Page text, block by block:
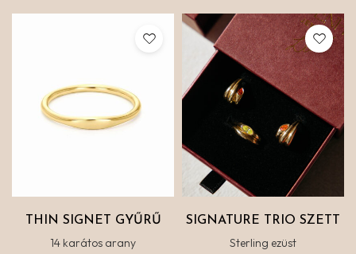
THIN SIGNET GYŰRŰ
14 karátos arany
SIGNATURE TRIO SZETT
Sterling ezüst